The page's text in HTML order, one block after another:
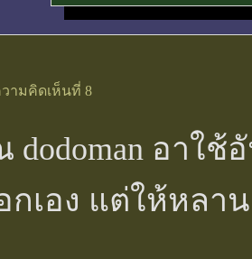
ามคิดเห็นที่ 8
dodoman อาใช้
กเอง แต่ให้หลา